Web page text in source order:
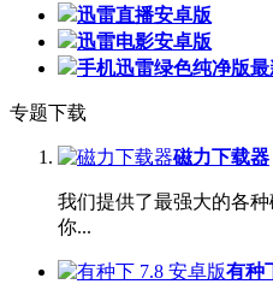
迅雷直播安卓版
迅雷电影安卓版
手机迅雷绿色纯净版最
专题下载
磁力下载器
我们提供了最强大的各
你...
有种